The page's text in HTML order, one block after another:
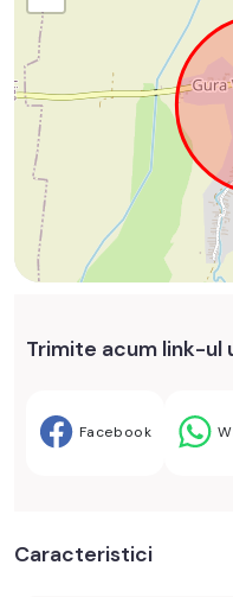
Trimite acum link-ul
Facebook
Caracteristici